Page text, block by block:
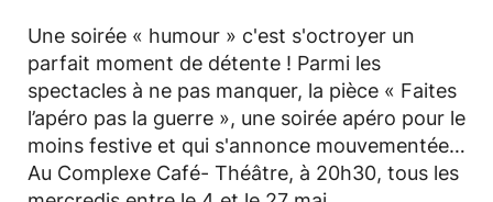
Une soirée « humour » c'est s'octroyer un
parfait moment de détente ! Parmi les
spectacles à ne pas manquer, la pièce « Faites
l’apéro pas la guerre », une soirée apéro pour le
moins festive et qui s'annonce mouvementée…
Au Complexe Café- Théâtre, à 20h30, tous les